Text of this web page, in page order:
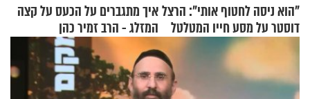
"הוא ניסה לחטוף אותי": הרצל
דוסטר על מסע חייו המטלטל
איך מתגברים על הכעס על קצה
המזלג - הרב זמיר כהן